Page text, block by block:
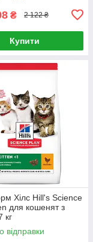
₴ 2 122 ₴
Купити
Хілс Hill's Science
для кошенят з
кг
відправки